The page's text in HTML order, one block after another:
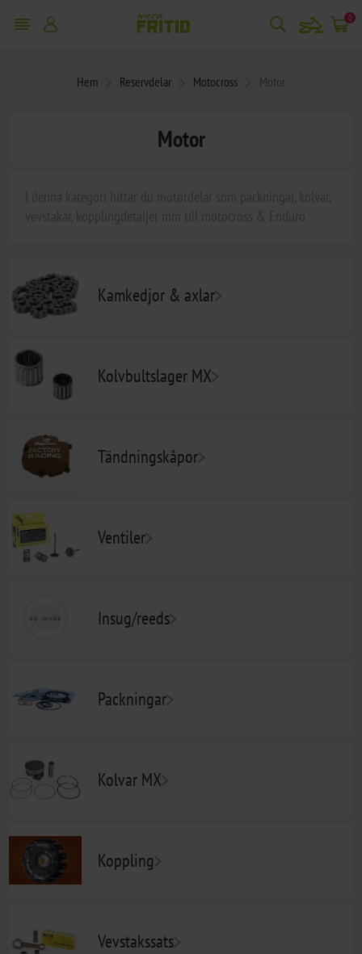
snowmobile 0
Hem Reservdelar Motocross Motor
Motor
Kamkedjor & axlar
Kolvbultslager MX
Tändningskåpor
Ventiler
Insug/reeds
Packningar
Kolvar MX
Koppling
Vevstakssats